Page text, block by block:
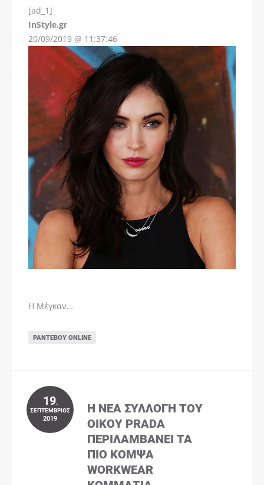
[ad_1]
InStyle.gr
20/09/2019 @ 11:37:46
Η Μέγκαν…
ΡΑΝΤΕΒΟΎ ONLINE
19.
ΣΕΠΤΈΜΒΡΙΟΣ
2019
Η ΝΈΑ ΣΥΛΛΟΓΉ ΤΟΥ
ΟΊΚΟΥ PRADA
ΠΕΡΙΛΑΜΒΆΝΕΙ ΤΑ
ΠΙΟ ΚΟΜΨΆ
WORKWEAR